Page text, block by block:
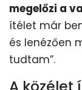
megelőzi a
ítélet már
és lenézően
tudtam”.
A közélet